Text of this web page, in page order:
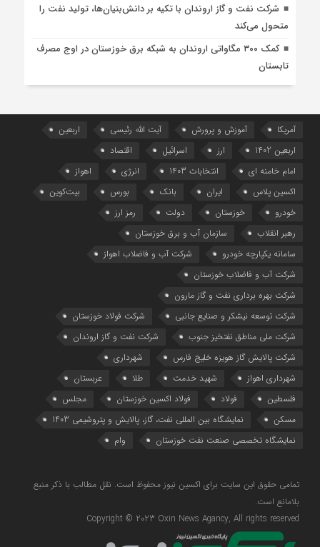
شرکت نفت و گاز اروندان با تکیه بر دانش‌بنیان‌ها، تولید نفت را
متحول می‌کند
کمک ۳۰۰ مگاواتی اروندان به شبکه برق خوزستان در اوج مصرف
تابستان
آمریکا آموزش و پرورش آیت الله رئیسی
اربعین
اربعین 1402
ارز اسرائیل
اقتصاد
امام خامنه ای
انتخابات 1403 انرژی
اهواز
اکسین پلاس
ایران بانک بورس
بیت‌کوین
خودرو
خوزستان دولت
رمز ارز
رهبر انقلاب
سازمان آب و برق خوزستان
سامانه یکپارچه خودرو
شرکت آب و فاضلاب اهواز
شرکت آب و فاضلاب خوزستان
شرکت بهره برداری نفت و گاز مارون
شرکت توسعه نیشکر و صنایع جانبی
شرکت فولاد خوزستان
شرکت ملی مناطق نفتخیز جنوب
شرکت نفت و گاز اروندان
شرکت پالایش گاز هویزه خلیج‌ فارس
شهرداری
شهرداری اهواز
شهید خدمت طلا
عربستان
فلسطین
فولاد فولاد اکسین خوزستان
مجلس
مسکن
نمایشگاه بین المللی نفت، گاز، پالایش و پتروشیمی 1403
نمایشگاه تخصصی صنعت نفت خوزستان
وام
تمامی حقوق این سایت برای اکسین نیوز محفوظ است. نقل مطالب با ذکر منبع
بلامانع است.
Copyright © 2023 Oxin News Agancy, All rights reserved